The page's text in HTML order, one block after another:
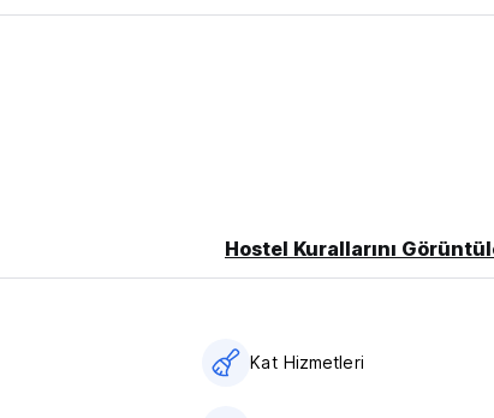
Hostel Kurallarını
Kat Hizmetleri